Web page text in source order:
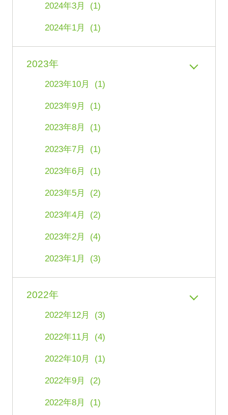
2024年3月 (1)
2024年1月 (1)
2023年
2023年10月 (1)
2023年9月 (1)
2023年8月 (1)
2023年7月 (1)
2023年6月 (1)
2023年5月 (2)
2023年4月 (2)
2023年2月 (4)
2023年1月 (3)
2022年
2022年12月 (3)
2022年11月 (4)
2022年10月 (1)
2022年9月 (2)
2022年8月 (1)